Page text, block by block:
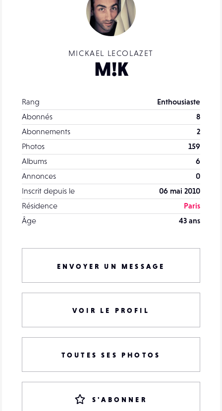
MICKAEL LECOLAZET
M!K
Rang
Enthousiaste
Abonnés
8
Abonnements
2
Photos
159
Albums
6
Annonces
0
Inscrit depuis le
06 mai 2010
Résidence
Paris
Âge
43 ans
ENVOYER UN MESSAGE
VOIR LE PROFIL
TOUTES SES PHOTOS
S'ABONNER